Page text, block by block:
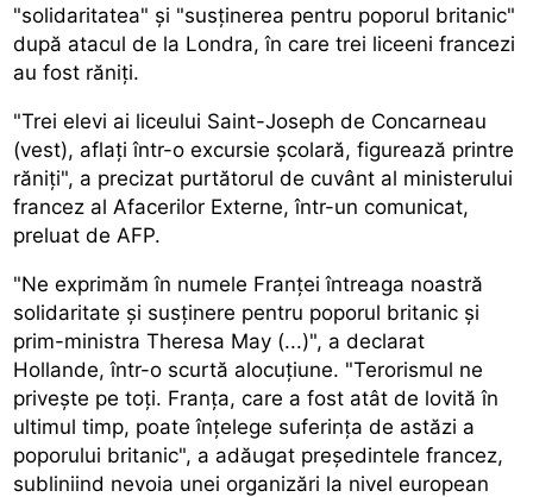
"solidaritatea" și "susținerea pentru poporul britanic"
după atacul de la Londra, în care trei liceeni francezi
au fost răniți.
"Trei elevi ai liceului Saint-Joseph de Concarneau
(vest), aflați într-o excursie școlară, figurează printre
răniți", a precizat purtătorul de cuvânt al ministerului
francez al Afacerilor Externe, într-un comunicat,
preluat de AFP.
"Ne exprimăm în numele Franței întreaga noastră
solidaritate și susținere pentru poporul britanic și
prim-ministra Theresa May (...)", a declarat
Hollande, într-o scurtă alocuțiune. "Terorismul ne
privește pe toți. Franța, care a fost atât de lovită în
ultimul timp, poate înțelege suferința de astăzi a
poporului britanic", a adăugat președintele francez,
subliniind nevoia unei organizări la nivel european